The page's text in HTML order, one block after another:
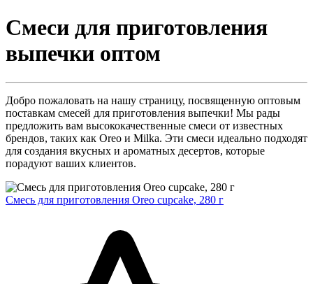
Смеси для приготовления
выпечки оптом
Добро пожаловать на нашу страницу, посвященную оптовым
поставкам смесей для приготовления выпечки! Мы рады
предложить вам высококачественные смеси от известных
брендов, таких как Oreo и Milka. Эти смеси идеально подходят
для создания вкусных и ароматных десертов, которые
порадуют ваших клиентов.
Смесь для приготовления Oreo cupcake, 280 г